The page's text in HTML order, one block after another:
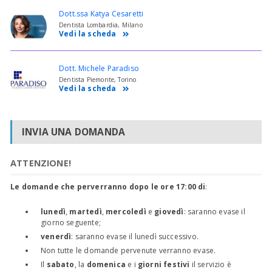
Dott.ssa Katya Cesaretti
Dentista Lombardia, Milano
Vedi la scheda
Dott. Michele Paradiso
Dentista Piemonte, Torino
Vedi la scheda
INVIA UNA DOMANDA
ATTENZIONE!
Le domande che perverranno dopo le ore 17:00 di:
lunedì, martedì, mercoledì e giovedì: saranno evase il
giorno seguente;
venerdì: saranno evase il lunedì successivo.
Non tutte le domande pervenute verranno evase.
Il sabato, la domenica e i giorni festivi il servizio è